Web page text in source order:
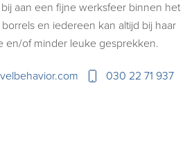
aan een fijne werksfeer binnen het
en iedereen kan altijd bij haar
en/of minder leuke gesprekken.
030 22 71 937